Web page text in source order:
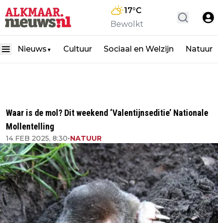
17°C
Bewolkt
Nieuws ▼ Cultuur Sociaal en Welzijn Natuur
Waar is de mol? Dit weekend ‘Valentijnseditie’ Nationale
Mollentelling
14 FEB 2025, 8:30•NATUUR